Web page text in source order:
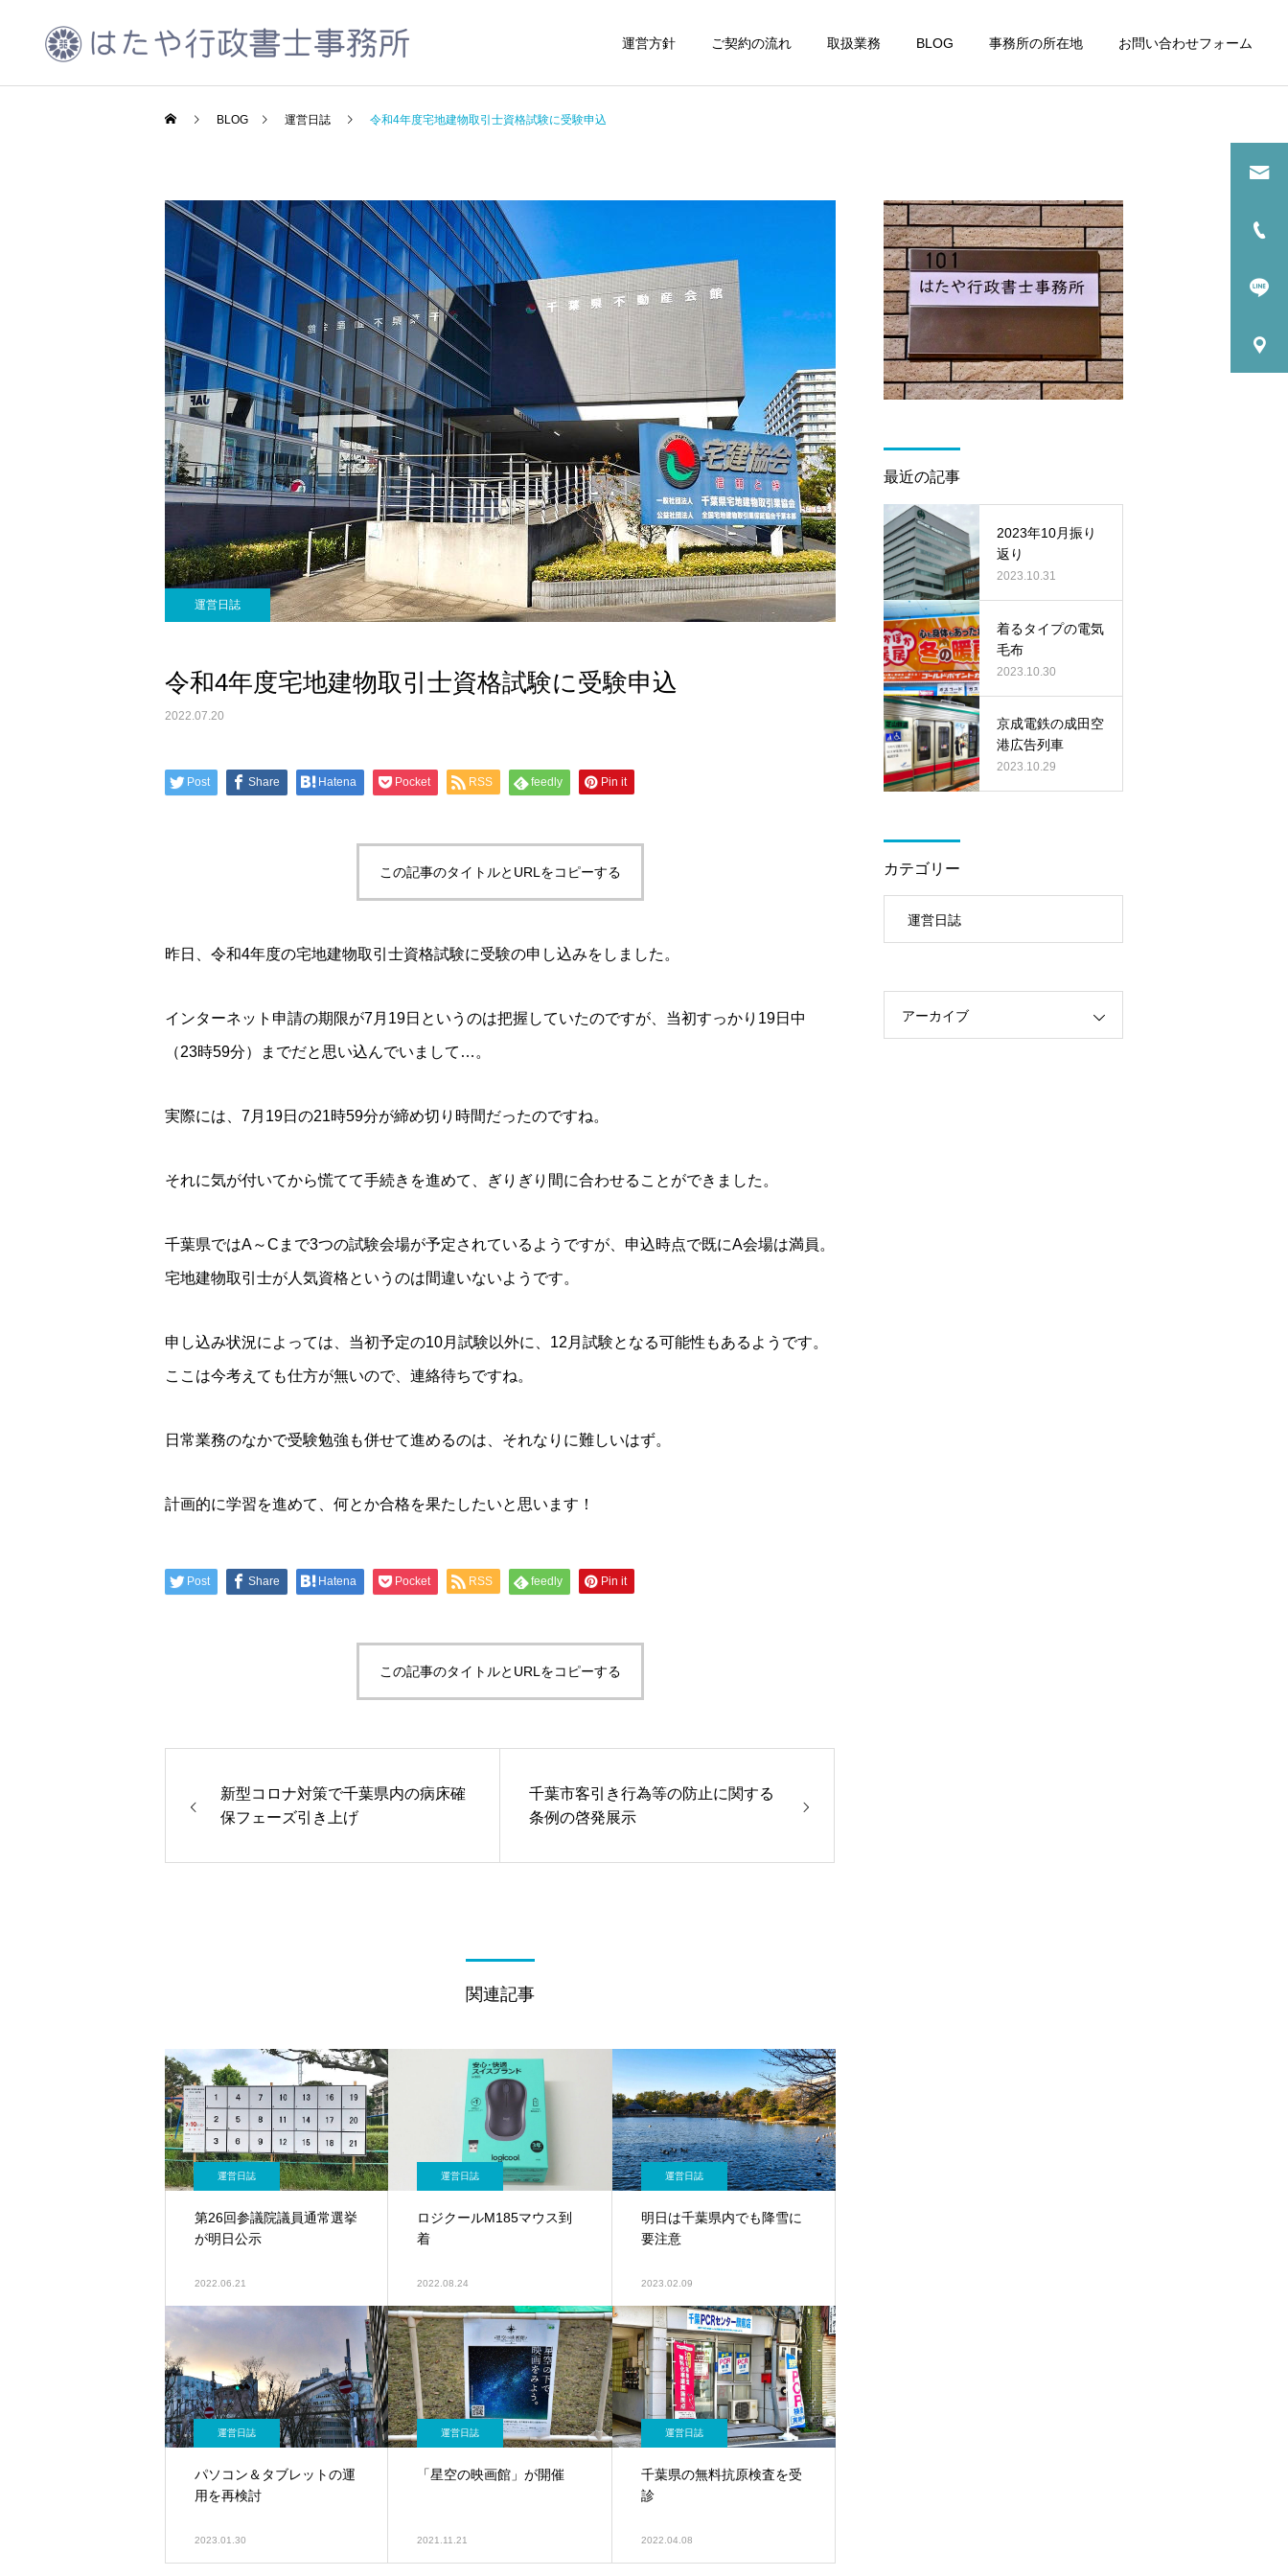
運営方針 ご契約の流れ 取扱業務 BLOG 事務所の所在地 お問い合わせフォーム
CCUS代行申請 古物商許可申請
会社設立 車庫証明書の申請代行
ちば中小企業生産性向
上・設備投資補助金
運営日誌
2023年10月振り返り
運営日誌
着るタイプの電気毛布
京成電鉄の成田空港広告列
運営日誌
整備工事が進む浜松町駅周
辺
当事務所隣のタイムズカー
が車両更新
BLOG 運営日誌 令和4年度宅地建物取引士資格試験に受験申込
運営日誌
令和4年度宅地建物取引士資格試験に受験申込
2022.07.20
Post Share Hatena Pocket RSS feedly Pin it
この記事のタイトルとURLをコピーする
昨日、令和4年度の宅地建物取引士資格試験に受験の申し込みをしました。
インターネット申請の期限が7月19日というのは把握していたのですが、当初すっかり19日中
（23時59分）までだと思い込んでいまして…。
実際には、7月19日の21時59分が締め切り時間だったのですね。
それに気が付いてから慌てて手続きを進めて、ぎりぎり間に合わせることができました。
千葉県ではA～Cまで3つの試験会場が予定されているようですが、申込時点で既にA会場は満員。
宅地建物取引士が人気資格というのは間違いないようです。
申し込み状況によっては、当初予定の10月試験以外に、12月試験となる可能性もあるようです。
ここは今考えても仕方が無いので、連絡待ちですね。
日常業務のなかで受験勉強も併せて進めるのは、それなりに難しいはず。
計画的に学習を進めて、何とか合格を果たしたいと思います！
Post Share Hatena Pocket RSS feedly Pin it
この記事のタイトルとURLをコピーする
新型コロナ対策で千葉県内の病床確
保フェーズ引き上げ
千葉市客引き行為等の防止に関する
条例の啓発展示
関連記事
運営日誌
第26回参議院議員通常選挙
が明日公示
2022.06.21
運営日誌
ロジクールM185マウス到
着
2022.08.24
運営日誌
明日は千葉県内でも降雪に
要注意
2023.02.09
運営日誌
パソコン＆タブレットの運
用を再検討
2023.01.30
運営日誌
「星空の映画館」が開催
2021.11.21
運営日誌
千葉県の無料抗原検査を受
診
2022.04.08
最近の記事
2023年10月振り
返り
2023.10.31
着るタイプの電気
毛布
2023.10.30
京成電鉄の成田空
港広告列車
2023.10.29
カテゴリー
運営日誌
アーカイブ